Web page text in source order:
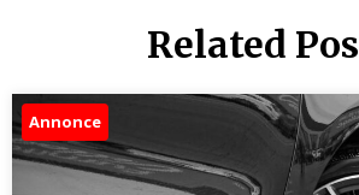
Related
Annonce